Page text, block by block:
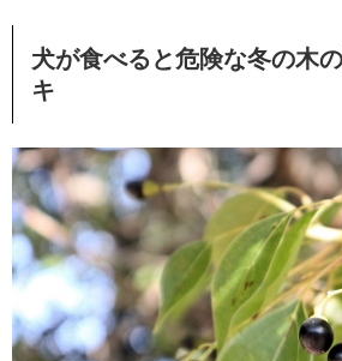
犬が食べると危険な冬の木
キ